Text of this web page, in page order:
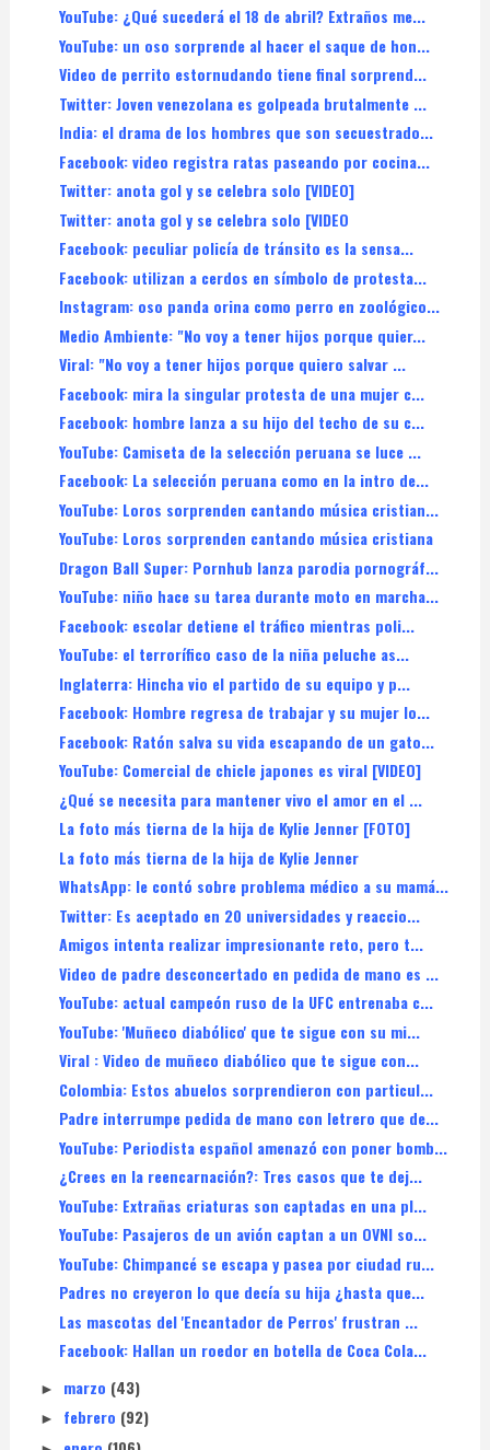
YouTube: ¿Qué sucederá el 18 de abril? Extraños me...
YouTube: un oso sorprende al hacer el saque de hon...
Video de perrito estornudando tiene final sorprend...
Twitter: Joven venezolana es golpeada brutalmente ...
India: el drama de los hombres que son secuestrado...
Facebook: video registra ratas paseando por cocina...
Twitter: anota gol y se celebra solo [VIDEO]
Twitter: anota gol y se celebra solo [VIDEO
Facebook: peculiar policía de tránsito es la sensa...
Facebook: utilizan a cerdos en símbolo de protesta...
Instagram: oso panda orina como perro en zoológico...
Medio Ambiente: "No voy a tener hijos porque quier...
Viral: "No voy a tener hijos porque quiero salvar ...
Facebook: mira la singular protesta de una mujer c...
Facebook: hombre lanza a su hijo del techo de su c...
YouTube: Camiseta de la selección peruana se luce ...
Facebook: La selección peruana como en la intro de...
YouTube: Loros sorprenden cantando música cristian...
YouTube: Loros sorprenden cantando música cristiana
Dragon Ball Super: Pornhub lanza parodia pornográf...
YouTube: niño hace su tarea durante moto en marcha...
Facebook: escolar detiene el tráfico mientras poli...
YouTube: el terrorífico caso de la niña peluche as...
Inglaterra: Hincha vio el partido de su equipo y p...
Facebook: Hombre regresa de trabajar y su mujer lo...
Facebook: Ratón salva su vida escapando de un gato...
YouTube: Comercial de chicle japones es viral [VIDEO]
¿Qué se necesita para mantener vivo el amor en el ...
La foto más tierna de la hija de Kylie Jenner [FOTO]
La foto más tierna de la hija de Kylie Jenner
WhatsApp: le contó sobre problema médico a su mamá...
Twitter: Es aceptado en 20 universidades y reaccio...
Amigos intenta realizar impresionante reto, pero t...
Video de padre desconcertado en pedida de mano es ...
YouTube: actual campeón ruso de la UFC entrenaba c...
YouTube: 'Muñeco diabólico' que te sigue con su mi...
Viral : Video de muñeco diabólico que te sigue con...
Colombia: Estos abuelos sorprendieron con particul...
Padre interrumpe pedida de mano con letrero que de...
YouTube: Periodista español amenazó con poner bomb...
¿Crees en la reencarnación?: Tres casos que te dej...
YouTube: Extrañas criaturas son captadas en una pl...
YouTube: Pasajeros de un avión captan a un OVNI so...
YouTube: Chimpancé se escapa y pasea por ciudad ru...
Padres no creyeron lo que decía su hija ¿hasta que...
Las mascotas del 'Encantador de Perros' frustran ...
Facebook: Hallan un roedor en botella de Coca Cola...
► marzo (43)
► febrero (92)